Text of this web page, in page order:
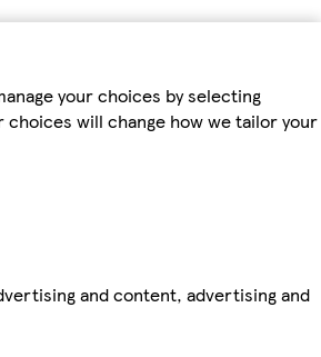
your choices by selecting
will change how we tailor your
and content, advertising and